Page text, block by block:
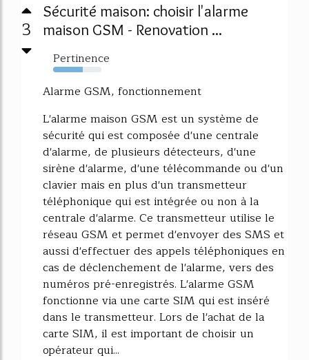
3
Sécurité maison: choisir l'alarme
maison GSM - Renovation ...
Pertinence
62%
Alarme GSM, fonctionnement
L'alarme maison GSM est un système de
sécurité qui est composée d'une centrale
d'alarme, de plusieurs détecteurs, d'une
sirène d'alarme, d'une télécommande ou d'un
clavier mais en plus d'un transmetteur
téléphonique qui est intégrée ou non à la
centrale d'alarme. Ce transmetteur utilise le
réseau GSM et permet d'envoyer des SMS et
aussi d'effectuer des appels téléphoniques en
cas de déclenchement de l'alarme, vers des
numéros pré-enregistrés. L'alarme GSM
fonctionne via une carte SIM qui est inséré
dans le transmetteur. Lors de l'achat de la
carte SIM, il est important de choisir un
opérateur qui...